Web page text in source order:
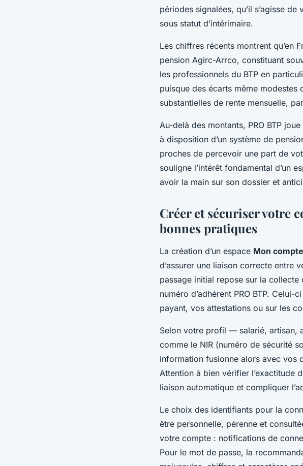
périodes signalées, qu’il s’agisse
sous statut d’intérimaire.
Les chiffres récents montrent qu’en
pension Agirc-Arrco, constituant
les professionnels du BTP en
puisque des écarts même
substantielles de rente mensuelle,
Au-delà des montants, PRO BTP
à disposition d’un système de
proches de percevoir une part de
souligne l’intérêt fondamental d’un
avoir la main sur son dossier et
Créer et sécuriser votre
bonnes pratiques
La création d’un espace Mon
d’assurer une liaison correcte entre
passage initial repose sur la
numéro d’adhérent PRO BTP.
payant, vos attestations ou sur les
Selon votre profil — salarié, artisan,
comme le NIR (numéro de sécurité
information fusionne alors avec vos
Attention à bien vérifier l’exactitude
liaison automatique et compliquer
Le choix des identifiants pour la
être personnelle, pérenne et
votre compte : notifications de
Pour le mot de passe, la